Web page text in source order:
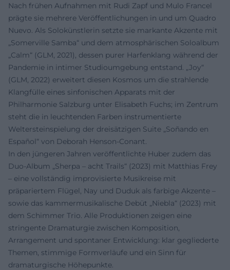
Nach frühen Aufnahmen mit Rudi Zapf und Mulo Francel
prägte sie mehrere Veröffentlichungen in und um Quadro
Nuevo. Als Solokünstlerin setzte sie markante Akzente mit
„Somerville Samba“ und dem atmosphärischen Soloalbum
„Calm“ (GLM, 2021), dessen purer Harfenklang während der
Pandemie in intimer Studioumgebung entstand. „Joy“
(GLM, 2022) erweitert diesen Kosmos um die strahlende
Klangfülle eines sinfonischen Apparats mit der
Philharmonie Salzburg unter Elisabeth Fuchs; im Zentrum
steht die in leuchtenden Farben instrumentierte
Weltersteinspielung der dreisätzigen Suite „Soñando en
Español“ von Deborah Henson-Conant.
In den jüngeren Jahren veröffentlichte Huber zudem das
Duo-Album „Sherpa – acht Trails“ (2023) mit Matthias Frey
– eine vollständig improvisierte Musikreise mit
präpariertem Flügel, Nay und Duduk als farbige Akzente –
sowie das kammermusikalische Debüt „Niebla“ (2023) mit
dem Schimmer Trio. Alle Produktionen zeigen eine
stringente Dramaturgie zwischen Komposition,
Arrangement und spontaner Entwicklung: klar gegliederte
Themen, stimmige Formverläufe und ein Sinn für
dramaturgische Höhepunkte.